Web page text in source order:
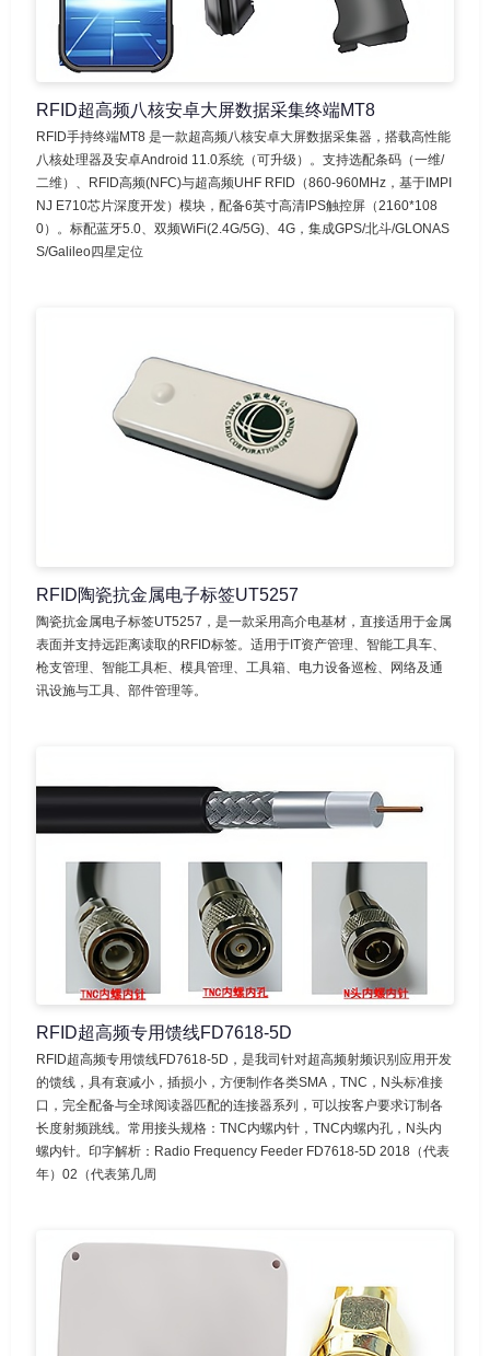
RFID超高频八核安卓大屏数据采集终端MT8
RFID手持终端MT8 是一款超高频八核安卓大屏数据采集器，搭载高性能
八核处理器及安卓Android 11.0系统（可升级）。支持选配条码（一维/
二维）、RFID高频(NFC)与超高频UHF RFID（860-960MHz，基于IMPI
NJ E710芯片深度开发）模块，配备6英寸高清IPS触控屏（2160*108
0）。标配蓝牙5.0、双频WiFi(2.4G/5G)、4G，集成GPS/北斗/GLONAS
S/Galileo四星定位
RFID陶瓷抗金属电子标签UT5257
陶瓷抗金属电子标签UT5257，是一款采用高介电基材，直接适用于金属
表面并支持远距离读取的RFID标签。适用于IT资产管理、智能工具车、
枪支管理、智能工具柜、模具管理、工具箱、电力设备巡检、网络及通
讯设施与工具、部件管理等。
RFID超高频专用馈线FD7618-5D
RFID超高频专用馈线FD7618-5D，是我司针对超高频射频识别应用开发
的馈线，具有衰减小，插损小，方便制作各类SMA，TNC，N头标准接
口，完全配备与全球阅读器匹配的连接器系列，可以按客户要求订制各
长度射频跳线。常用接头规格：TNC内螺内针，TNC内螺内孔，N头内
螺内针。印字解析：Radio Frequency Feeder FD7618-5D 2018（代表
年）02（代表第几周